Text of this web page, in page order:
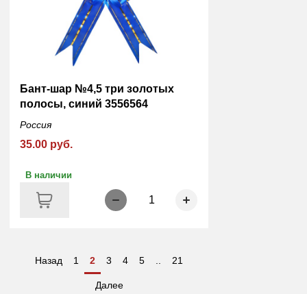
Бант-шар №4,5 три золотых
полосы, синий 3556564
Россия
35.00 руб.
В наличии
1
Назад 1 2 3 4 5 21
Далее